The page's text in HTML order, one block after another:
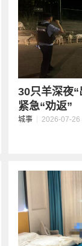
30只羊深夜
紧急“劝返”
城事 2026-07-26